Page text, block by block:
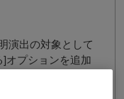
演出の対象として
オプションを追加